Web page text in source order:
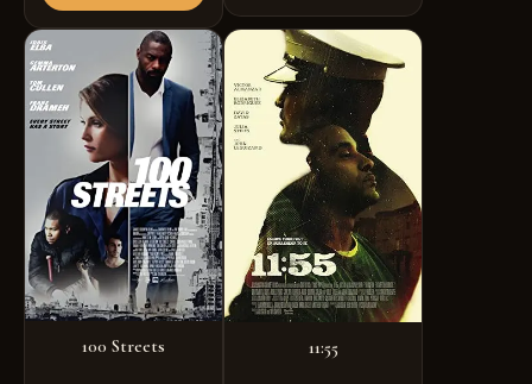
100 Streets 11:55